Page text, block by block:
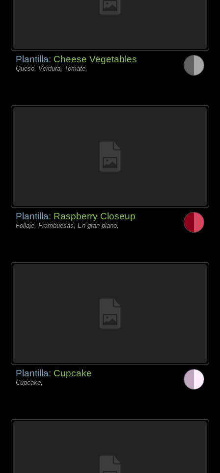
Plantilla: Cheese Vegetables
Queso, Verdura, Tomate,
Plantilla: Raspberry Closeup
Follaje, Frambuesas, En gran plano,
Plantilla: Cupcake
Cupcake,